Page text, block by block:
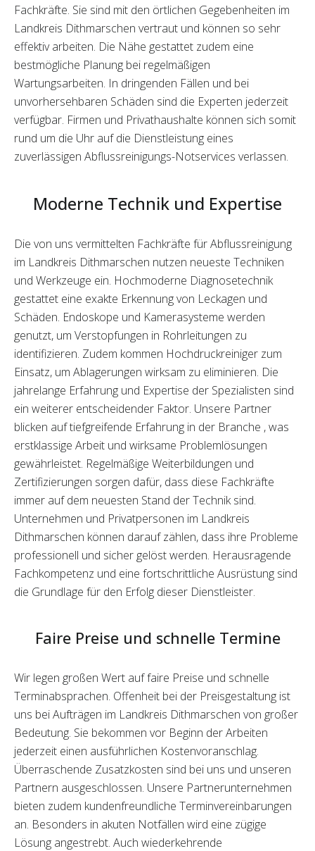
Fachkräfte. Sie sind mit den örtlichen Gegebenheiten im
Landkreis Dithmarschen vertraut und können so sehr
effektiv arbeiten. Die Nähe gestattet zudem eine
bestmögliche Planung bei regelmäßigen
Wartungsarbeiten. In dringenden Fällen und bei
unvorhersehbaren Schäden sind die Experten jederzeit
verfügbar. Firmen und Privathaushalte können sich somit
rund um die Uhr auf die Dienstleistung eines
zuverlässigen Abflussreinigungs-Notservices verlassen.
Moderne Technik und Expertise
Die von uns vermittelten Fachkräfte für Abflussreinigung
im Landkreis Dithmarschen nutzen neueste Techniken
und Werkzeuge ein. Hochmoderne Diagnosetechnik
gestattet eine exakte Erkennung von Leckagen und
Schäden. Endoskope und Kamerasysteme werden
genutzt, um Verstopfungen in Rohrleitungen zu
identifizieren. Zudem kommen Hochdruckreiniger zum
Einsatz, um Ablagerungen wirksam zu eliminieren. Die
jahrelange Erfahrung und Expertise der Spezialisten sind
ein weiterer entscheidender Faktor. Unsere Partner
blicken auf tiefgreifende Erfahrung in der Branche , was
erstklassige Arbeit und wirksame Problemlösungen
gewährleistet. Regelmäßige Weiterbildungen und
Zertifizierungen sorgen dafür, dass diese Fachkräfte
immer auf dem neuesten Stand der Technik sind.
Unternehmen und Privatpersonen im Landkreis
Dithmarschen können darauf zählen, dass ihre Probleme
professionell und sicher gelöst werden. Herausragende
Fachkompetenz und eine fortschrittliche Ausrüstung sind
die Grundlage für den Erfolg dieser Dienstleister.
Faire Preise und schnelle Termine
Wir legen großen Wert auf faire Preise und schnelle
Terminabsprachen. Offenheit bei der Preisgestaltung ist
uns bei Aufträgen im Landkreis Dithmarschen von großer
Bedeutung. Sie bekommen vor Beginn der Arbeiten
jederzeit einen ausführlichen Kostenvoranschlag.
Überraschende Zusatzkosten sind bei uns und unseren
Partnern ausgeschlossen. Unsere Partnerunternehmen
bieten zudem kundenfreundliche Terminvereinbarungen
an. Besonders in akuten Notfällen wird eine zügige
Lösung angestrebt. Auch wiederkehrende